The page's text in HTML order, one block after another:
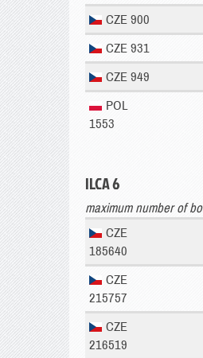
CZE 900
CZE 931
CZE 949
POL
1553
ILCA 6
maximum number of
CZE
185640
CZE
215757
CZE
216519